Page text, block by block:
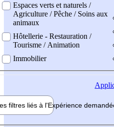
Espaces verts et naturels /
Agriculture / Pêche / Soins aux
animaux
Hôtellerie - Restauration /
Tourisme / Animation
Immobilier
filtres liés à l'Expérience